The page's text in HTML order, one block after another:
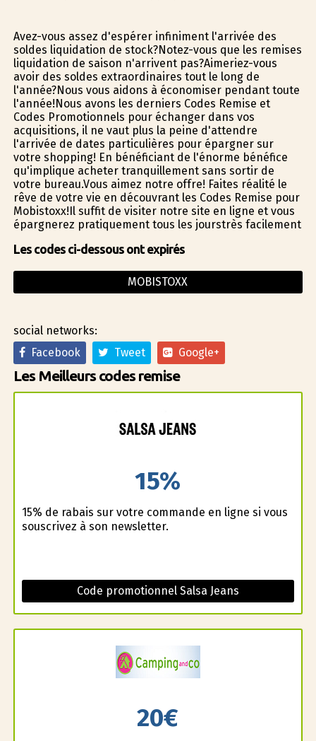
Avez-vous assez d'espérer infiniment l'arrivée des
soldes liquidation de stock?Notez-vous que les remises
liquidation de saison n'arrivent pas?Aimeriez-vous
avoir des soldes extraordinaires tout le long de
l'année?Nous vous aidons à économiser pendant toute
l'année!Nous avons les derniers Codes Remise et
Codes Promotionnels pour échanger dans vos
acquisitions, il ne vaut plus la peine d'attendre
l'arrivée de dates particulières pour épargner sur
votre shopping! En bénéficiant de l'énorme bénéfice
qu'implique acheter tranquillement sans sortir de
votre bureau.Vous aimez notre offre! Faites réalité le
rêve de votre vie en découvrant les Codes Remise pour
Mobistoxx!Il suffit de visiter notre site en ligne et vous
épargnerez pratiquement tous les jourstrès facilement
Les codes ci-dessous ont expirés
MOBISTOXX
social networks:
Facebook
Tweet Google+
Les Meilleurs codes remise
15%
15% de rabais sur votre commande en ligne si vous
souscrivez à son newsletter.
Code promotionnel Salsa Jeans
20€